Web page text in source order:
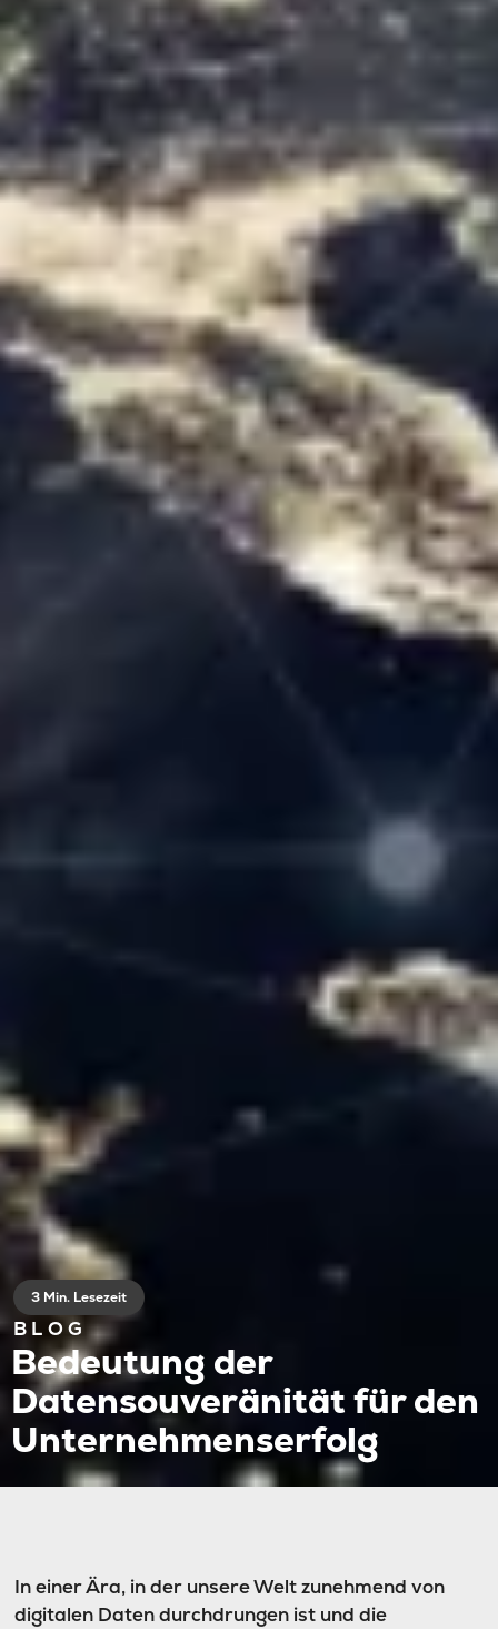
BLOG
3 Min. Lesezeit
Bedeutung der
Datensouveränität für den
Unternehmenserfolg
In einer Ära, in der unsere Welt zunehmend von
digitalen Daten durchdrungen ist und die